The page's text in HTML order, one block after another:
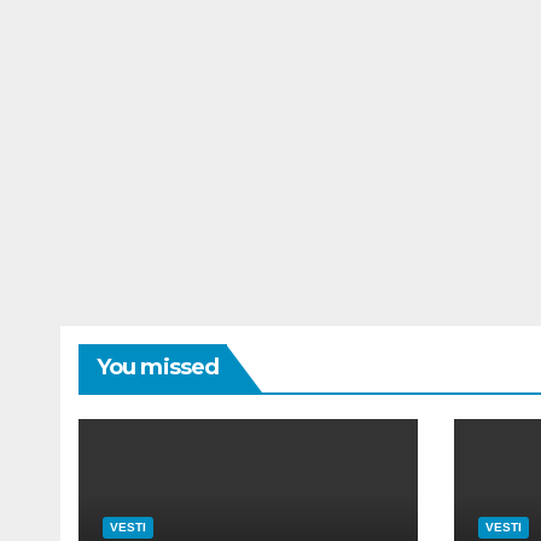
You missed
VESTI VESTI